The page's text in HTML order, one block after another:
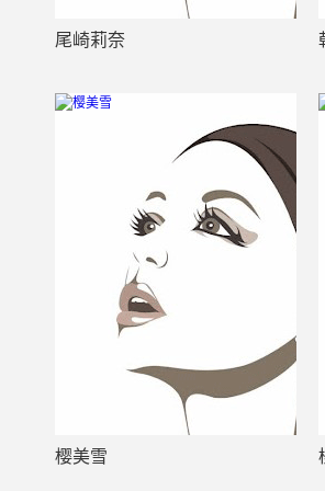
尾崎莉奈
樱美雪